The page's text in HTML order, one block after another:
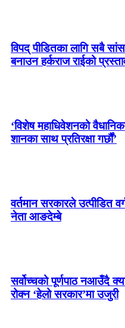
विपद् पीडितका लागि सबै
बनाउन हर्कराज राईको
‘विशेष महाधिवेशनको
शानका साथ प्रतिरक्षा गर्छौं’
वर्तमान सरकारले उत्पीडित
नेता आङदेम्बे
सर्वोच्चको पूर्णपाठ नआउँदै
रोक्न ‘हेलो सरकार’मा उजुरी